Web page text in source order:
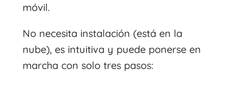
móvil.
No necesita instalación (está en la
nube), es intuitiva y puede ponerse en
marcha con solo tres pasos: